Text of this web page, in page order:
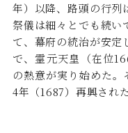
年）以降、路頭の行列
祭儀は細々とでも続い
て、幕府の統治が安定
で、霊元天皇（在位
の熱意が実り始めた
4年（1687）再興され